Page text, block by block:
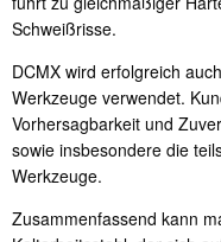
Schweißrisse.
DCMX wird erfolgreich
Werkzeuge verwendet.
Vorhersagbarkeit und
sowie insbesondere die
Werkzeuge.
Zusammenfassend kann